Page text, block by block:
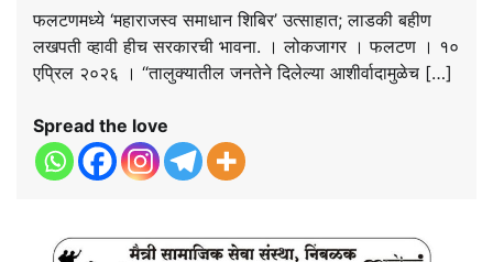
फलटणमध्ये ‘महाराजस्व समाधान शिबिर’ उत्साहात; लाडकी बहीण
लखपती व्हावी हीच सरकारची भावना. । लोकजागर । फलटण । १०
एप्रिल २०२६ । “तालुक्यातील जनतेने दिलेल्या आशीर्वादामुळेच […]
Spread the love